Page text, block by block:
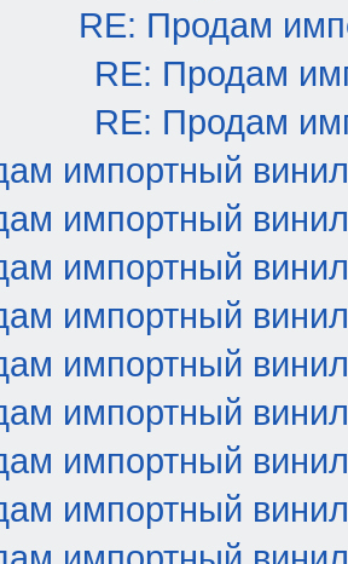
RE: Продам
RE: Продам
RE: Продам
импортный винил
импортный винил
импортный винил
импортный винил
импортный винил
импортный винил
импортный винил
импортный винил